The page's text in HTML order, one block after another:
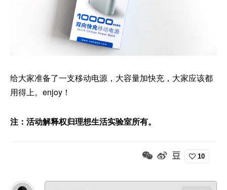
给大家准备了一支移动电源，大容量加快充，大家应该都
用得上。enjoy！
注：活动解释权归理想生活实验室所有。
10